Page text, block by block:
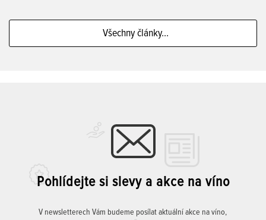
Všechny články...
Pohlídejte si slevy a akce na víno
V newsletterech Vám budeme posílat aktuální akce na víno,